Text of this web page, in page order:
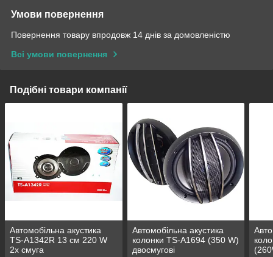
Умови повернення
Повернення товару впродовж 14 днів за домовленістю
Всі умови повернення
Подібні товари компанії
Автомобільна акустика
TS-A1342R 13 см 220 W
2х смуга
Автомобільна акустика
колонки TS-A1694 (350 W)
двосмугові